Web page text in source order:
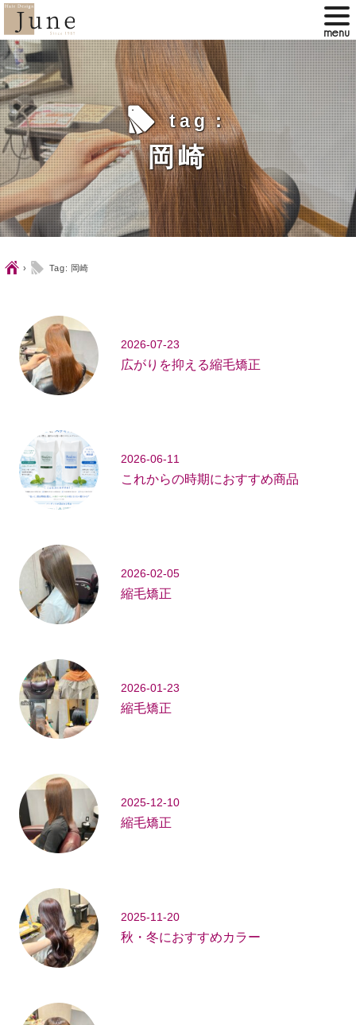
ltag：
岡崎
Ç › l Tag: 岡崎
2026-07-23
広がりを抑える縮毛矯正
2026-06-11
これからの時期におすすめ商品
2026-02-05
縮毛矯正
2026-01-23
縮毛矯正
2025-12-10
縮毛矯正
2025-11-20
秋・冬におすすめカラー